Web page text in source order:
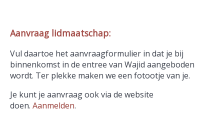
Aanvraag lidmaatschap:
Vul daartoe het aanvraagformulier in dat je bij
binnenkomst in de entree van Wajid aangeboden
wordt. Ter plekke maken we een fotootje van je.
Je kunt je aanvraag ook via de website
doen. Aanmelden.